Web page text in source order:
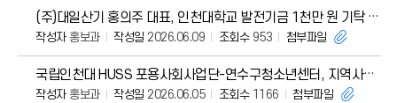
(주)대일산기 홍의주 대표, 인천대학교 발전기금 1천만 원 기탁 정책대학원 총동문회장으로서
작성자홍보과 작성일 2026.06.09 조회수953 첨부파일
국립인천대 HUSS 포용사회사업단-연수구청소년센터, 지역사회 청소년 성장 및 글로벌 융합
작성자홍보과 작성일 2026.06.05 조회수1166 첨부파일